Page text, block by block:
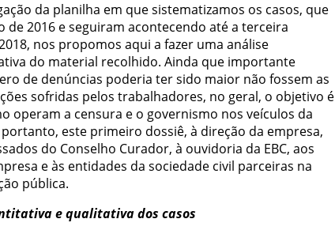
da planilha em que sistematizamos os casos, que
2016 e seguiram acontecendo até a terceira
nos propomos aqui a fazer uma análise
do material recolhido. Ainda que importante
de denúncias poderia ter sido maior não fossem as
sofridas pelos trabalhadores, no geral, o objetivo é
operam a censura e o governismo nos veículos da
este primeiro dossiê, à direção da empresa,
do Conselho Curador, à ouvidoria da EBC, aos
e às entidades da sociedade civil parceiras na
pública.
e qualitativa dos casos